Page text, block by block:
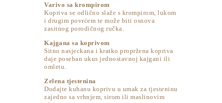
Varivo sa krompirom
Kopriva se odlično slaže s krompirom, lukom
i drugim povrćem te može biti osnova
zasitnog porodičnog ručka.
Kajgana sa koprivom
Sitno nasjeckana i kratko propržena kopriva
daje poseban ukus jednostavnoj kajgani ili
omletu.
Zelena tjestenina
Dodajte kuhanu koprivu u umak za tjesteninu
zajedno sa vrhnjem, sirom ili maslinovim